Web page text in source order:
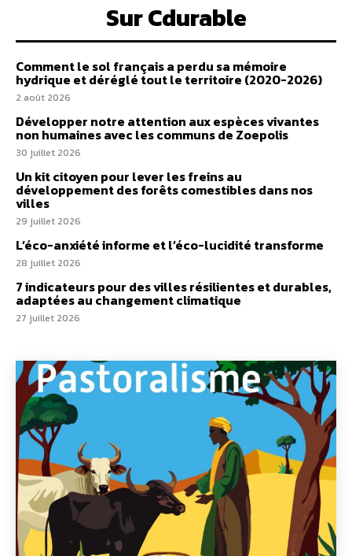
Sur Cdurable
Comment le sol français a perdu sa mémoire
hydrique et déréglé tout le territoire (2020-2026)
2 août 2026
Développer notre attention aux espèces vivantes
non humaines avec les communs de Zoepolis
30 juillet 2026
Un kit citoyen pour lever les freins au
développement des forêts comestibles dans nos
villes
29 juillet 2026
L’éco-anxiété informe et l’éco-lucidité transforme
28 juillet 2026
7 indicateurs pour des villes résilientes et durables,
adaptées au changement climatique
27 juillet 2026